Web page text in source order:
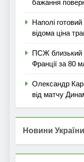
бажання
Наполі
відома ціна
ПСЖ близький
Франції за 80
Олександр
від матчу
Новини